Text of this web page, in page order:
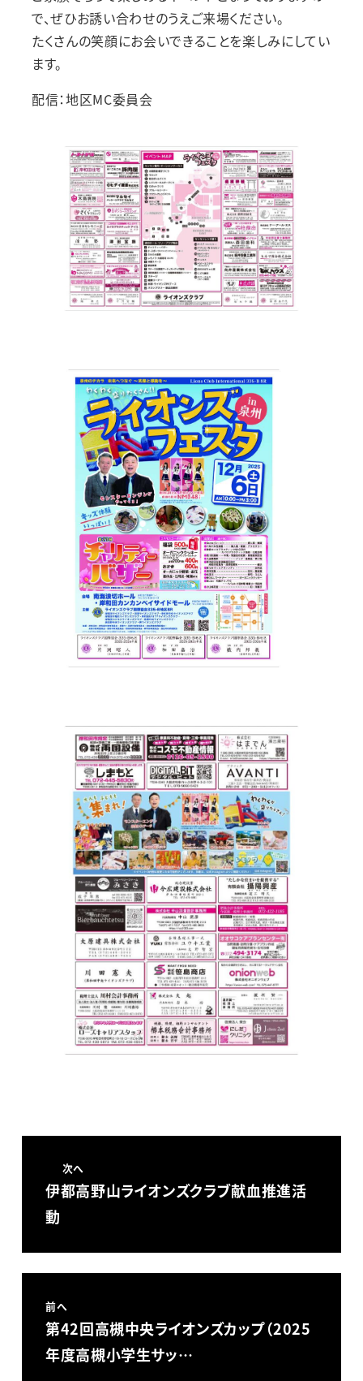
で、ぜひお誘い合わせのうえご来場ください。
たくさんの笑顔にお会いできることを楽しみにしてい
ます。
配信：地区MC委員会
次へ
伊都高野山ライオンズクラブ献血推進活
動
前へ
第42回高槻中央ライオンズカップ（2025
年度高槻小学生サッ…